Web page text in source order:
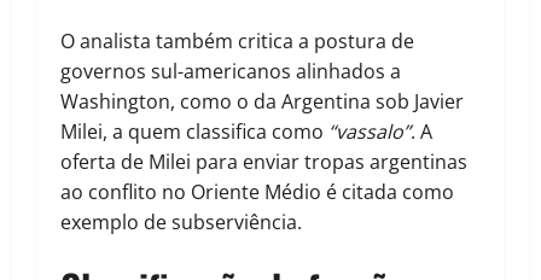
O analista também critica a postura de
governos sul-americanos alinhados a
Washington, como o da Argentina sob Javier
Milei, a quem classifica como “vassalo”. A
oferta de Milei para enviar tropas argentinas
ao conflito no Oriente Médio é citada como
exemplo de subserviência.